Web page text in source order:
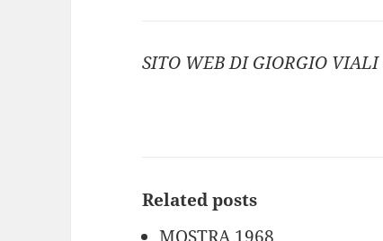
SITO WEB DI GIORGIO
Related posts
MOSTRA 1968